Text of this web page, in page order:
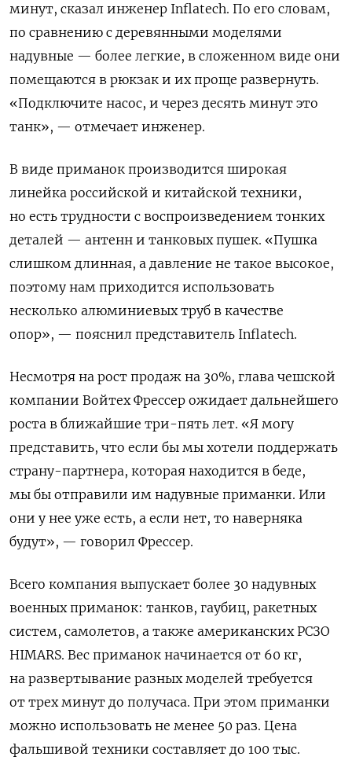
минут, сказал инженер Inflatech. По его словам,
по сравнению с деревянными моделями
надувные — более легкие, в сложенном виде они
помещаются в рюкзак и их проще развернуть.
«Подключите насос, и через десять минут это
танк», — отмечает инженер.
В виде приманок производится широкая
линейка российской и китайской техники,
но есть трудности с воспроизведением тонких
деталей — антенн и танковых пушек. «Пушка
слишком длинная, а давление не такое высокое,
поэтому нам приходится использовать
несколько алюминиевых труб в качестве
опор», — пояснил представитель Inflatech.
Несмотря на рост продаж на 30%, глава чешской
компании Войтех Фрессер ожидает дальнейшего
роста в ближайшие три-пять лет. «Я могу
представить, что если бы мы хотели поддержать
страну-партнера, которая находится в беде,
мы бы отправили им надувные приманки. Или
они у нее уже есть, а если нет, то наверняка
будут», — говорил Фрессер.
Всего компания выпускает более 30 надувных
военных приманок: танков, гаубиц, ракетных
систем, самолетов, а также американских РСЗО
HIMARS. Вес приманок начинается от 60 кг,
на развертывание разных моделей требуется
от трех минут до получаса. При этом приманки
можно использовать не менее 50 раз. Цена
фальшивой техники составляет до 100 тыс.